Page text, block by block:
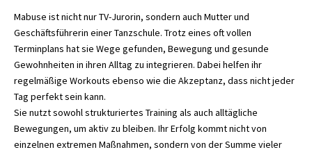
Mabuse ist nicht nur TV-Jurorin, sondern auch Mutter und
Geschäftsführerin einer Tanzschule. Trotz eines oft vollen
Terminplans hat sie Wege gefunden, Bewegung und gesunde
Gewohnheiten in ihren Alltag zu integrieren. Dabei helfen ihr
regelmäßige Workouts ebenso wie die Akzeptanz, dass nicht jeder
Tag perfekt sein kann.
Sie nutzt sowohl strukturiertes Training als auch alltägliche
Bewegungen, um aktiv zu bleiben. Ihr Erfolg kommt nicht von
einzelnen extremen Maßnahmen, sondern von der Summe vieler